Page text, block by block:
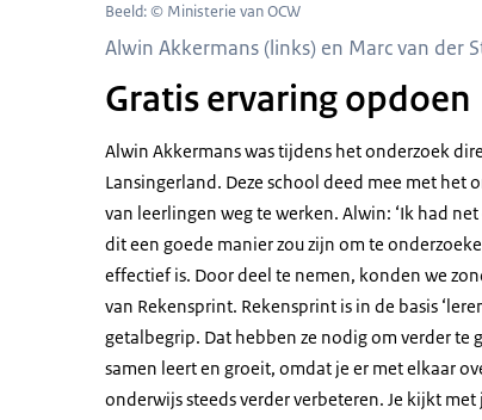
Beeld: © Ministerie van OCW
Alwin Akkermans (links) en Marc van der
Gratis ervaring opdoen
Alwin Akkermans was tijdens het onderzoek
Lansingerland. Deze school deed mee met
van leerlingen weg te werken. Alwin: ‘Ik had
dit een goede manier zou zijn om te
effectief is. Door deel te nemen, konden we
van Rekensprint. Rekensprint is in de basis
getalbegrip. Dat hebben ze nodig om verder te
samen leert en groeit, omdat je er met elkaar
onderwijs steeds verder verbeteren. Je kijkt